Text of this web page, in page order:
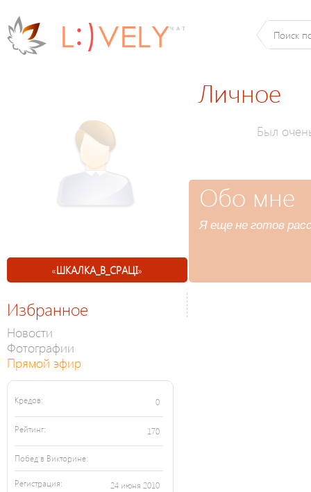
«ШКАЛКА_В_СРАЦІ»
Личное
Был
Обо мне
Я еще не готов
Избранное
Новости
Фотографии
Прямой эфир
Кредов: 0
Рейтинг: 170
Побед в Викторине:
Регистрация: 24 июня 2010